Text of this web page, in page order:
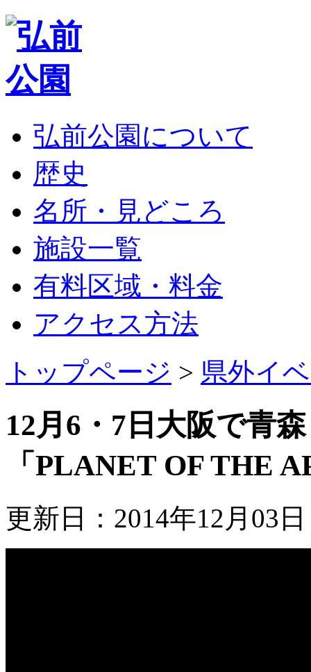
弘前公園について
歴史
名所・見どころ
施設一覧
有料区域・料金
アクセス方法
トップページ > 県外イ
12月6・7日大阪で青
「PLANET OF THE
更新日：2014年12月03